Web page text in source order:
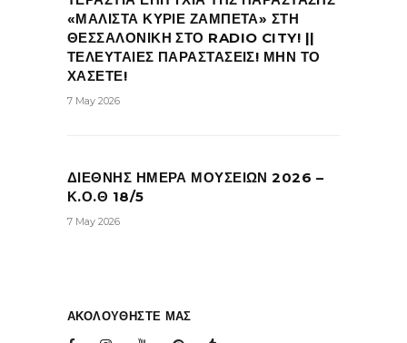
«ΜΑΛΙΣΤΑ ΚΥΡΙΕ ΖΑΜΠΕΤΑ» ΣΤΗ
ΘΕΣΣΑΛΟΝΙΚΗ ΣΤΟ RADIO CITY! ||
ΤΕΛΕΥΤΑΙΕΣ ΠΑΡΑΣΤΑΣΕΙΣ! ΜΗΝ ΤΟ
ΧΑΣΕΤΕ!
7 May 2026
ΔΙΕΘΝΗΣ ΗΜΕΡΑ ΜΟΥΣΕΙΩΝ 2026 –
Κ.Ο.Θ 18/5
7 May 2026
ΑΚΟΛΟΥΘΗΣΤΕ ΜΑΣ